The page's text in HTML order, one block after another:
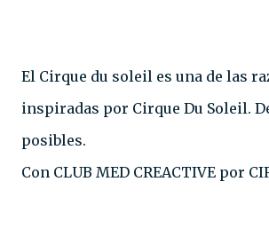
El Cirque du soleil es una de las
inspiradas por Cirque Du Soleil.
posibles.
Con CLUB MED CREACTIVE por